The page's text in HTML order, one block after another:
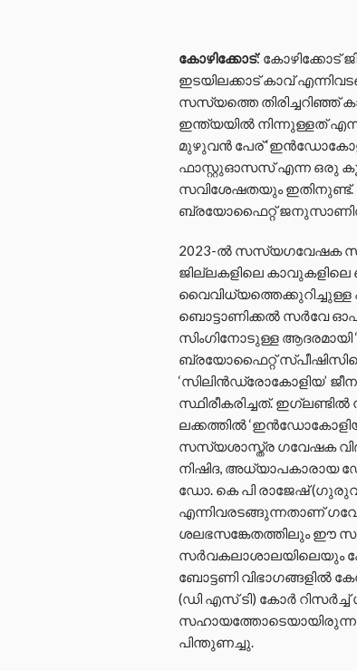
കോഴിക്കോട്: കോഴിക്കോട്
ഇടയിലക്കാട് കാവ്
സസ്യത്തെ തിരിച്ചറിഞ്ഞ്
ഇന്ത്യയിൽ നിന്നുള്ളത്
മുഴുവൻ പേര്
ഫാസ്റ്റുഓസസ് എന്ന ഒരു
സവിശേഷതയും ഇതിനുണ്ട്.
ബ്രയോഫൈറ്റ്
2023-ൽ സസ്യഗവേഷക
ജില്ലകളിലെ
വൈവിധ്യത്തെക്കുറിച്ചുള്ള
ബൊട്ടാണിക്കൽ സർവേ
സിംഗിനോടുള്ള ആദരമായി
ബ്രയോഫൈറ്റ്
‘സിലിൻഡ്രോകോളിയ’
സ്ഥിരീകരിച്ചത്.
ലക്കത്തിൽ
സസ്യശാസ്ത്ര ഗവേഷക
നിഷിദ, അധ്യാപകാരായ
ഡോ. കെ പി രാജേഷ്
എന്നിവരടങ്ങുന്നതാണ്
ശലഭസങ്കേതത്തിലും ഈ
സർവകലാശാലയിലെയും
ബോട്ടണി വിഭാഗങ്ങളിൽ
(ഡി എസ് ടി) കോർ റിസർച്ച്
സഹായത്തോടെയായിരുന്നു
പിന്തുണച്ചു.